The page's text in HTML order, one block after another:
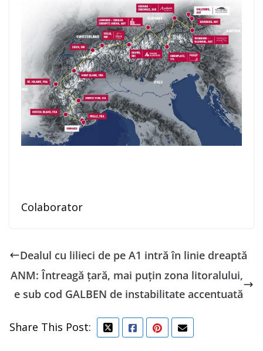
Colaborator
Dealul cu lilieci de pe A1 intră în linie dreaptă
ANM: Întreagă țară, mai puțin zona litoralului,
e sub cod GALBEN de instabilitate accentuată
Share This Post: